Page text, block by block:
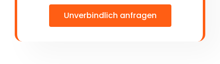
Unverbindlich anfragen